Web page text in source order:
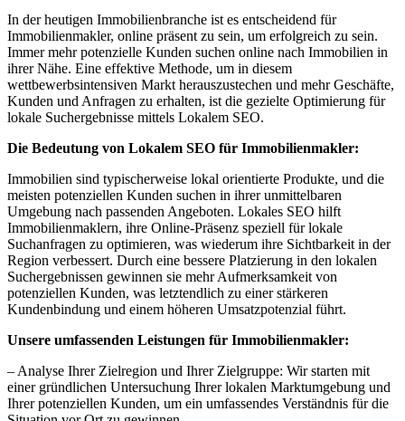
In der heutigen Immobilienbranche ist es entscheidend für
Immobilienmakler, online präsent zu sein, um erfolgreich zu sein.
Immer mehr potenzielle Kunden suchen online nach Immobilien in
ihrer Nähe. Eine effektive Methode, um in diesem
wettbewerbsintensiven Markt herauszustechen und mehr Geschäfte,
Kunden und Anfragen zu erhalten, ist die gezielte Optimierung für
lokale Suchergebnisse mittels Lokalem SEO.
Die Bedeutung von Lokalem SEO für Immobilienmakler:
Immobilien sind typischerweise lokal orientierte Produkte, und die
meisten potenziellen Kunden suchen in ihrer unmittelbaren
Umgebung nach passenden Angeboten. Lokales SEO hilft
Immobilienmaklern, ihre Online-Präsenz speziell für lokale
Suchanfragen zu optimieren, was wiederum ihre Sichtbarkeit in der
Region verbessert. Durch eine bessere Platzierung in den lokalen
Suchergebnissen gewinnen sie mehr Aufmerksamkeit von
potenziellen Kunden, was letztendlich zu einer stärkeren
Kundenbindung und einem höheren Umsatzpotenzial führt.
Unsere umfassenden Leistungen für Immobilienmakler:
– Analyse Ihrer Zielregion und Ihrer Zielgruppe: Wir starten mit
einer gründlichen Untersuchung Ihrer lokalen Marktumgebung und
Ihrer potenziellen Kunden, um ein umfassendes Verständnis für die